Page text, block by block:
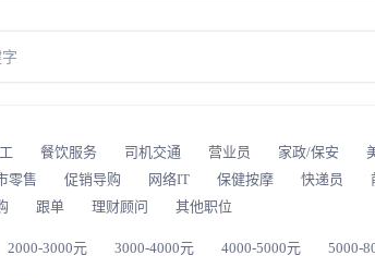
餐饮服务 司机交通 营业员 家政/保安
零售 促销导购 网络IT 保健按摩 快递员
跟单 理财顾问 其他职位
2000-3000元 3000-4000元 4000-5000元 5000-